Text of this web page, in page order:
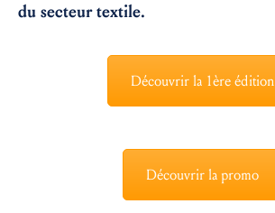
du secteur textile.
Découvrir la 1ère édition
Découvrir la promo